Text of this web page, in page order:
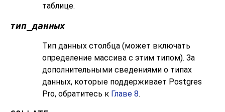
таблице.
тип_данных
Тип данных столбца (может включать
определение массива с этим типом). За
дополнительными сведениями о типах
данных, которые поддерживает Postgres
Pro, обратитесь к Главе 8.